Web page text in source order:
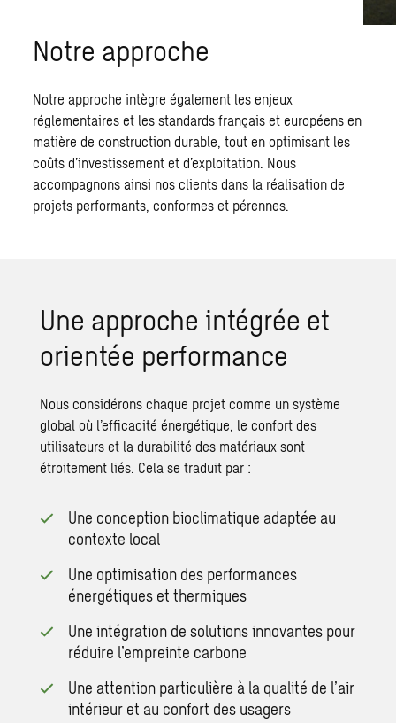
Notre approche
Notre approche intègre également les enjeux
réglementaires et les standards français et européens en
matière de construction durable, tout en optimisant les
coûts d’investissement et d’exploitation. Nous
accompagnons ainsi nos clients dans la réalisation de
projets performants, conformes et pérennes.
Une approche intégrée et
orientée performance
Nous considérons chaque projet comme un système
global où l’efficacité énergétique, le confort des
utilisateurs et la durabilité des matériaux sont
étroitement liés. Cela se traduit par :
Une conception bioclimatique adaptée au
contexte local
Une optimisation des performances
énergétiques et thermiques
Une intégration de solutions innovantes pour
réduire l’empreinte carbone
Une attention particulière à la qualité de l’air
intérieur et au confort des usagers